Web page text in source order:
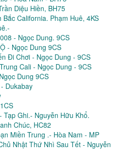
Diệu Hiền, BH75
California. Phạm Huê, 4KS
- Ngọc Dung. 9CS
- Ngọc Dung 9CS
Đi Chơi - Ngọc Dung - 9CS
Cali - Ngọc Dung - 9CS
Dung 9CS
Dukabay
Tạp Ghi.- Nguyễn Hữu Khổ.
Chúc, HC82
Miền Trung .- Hòa Nam - MP
Nhật Thứ Nhì Sau Tết - Nguyễn